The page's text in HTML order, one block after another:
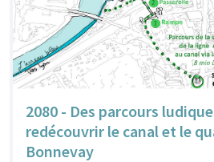
2080 - Des parcours
redécouvrir le canal et le
Bonnevay